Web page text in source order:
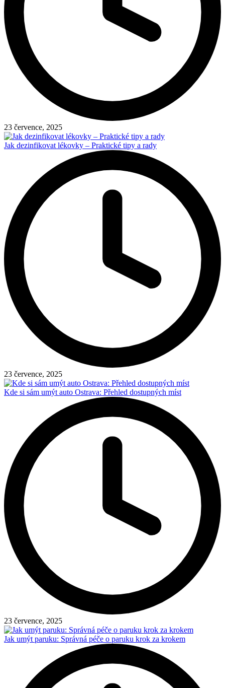
23 července, 2025
Jak dezinfikovat lékovky – Praktické tipy a rady
23 července, 2025
Kde si sám umýt auto Ostrava: Přehled dostupných míst
23 července, 2025
Jak umýt paruku: Správná péče o paruku krok za krokem